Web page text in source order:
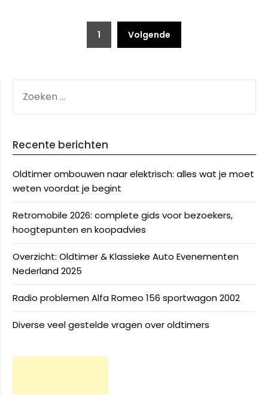
1 Volgende
NAAR:
Recente berichten
Oldtimer ombouwen naar elektrisch: alles wat je moet
weten voordat je begint
Retromobile 2026: complete gids voor bezoekers,
hoogtepunten en koopadvies
Overzicht: Oldtimer & Klassieke Auto Evenementen
Nederland 2025
Radio problemen Alfa Romeo 156 sportwagon 2002
Diverse veel gestelde vragen over oldtimers